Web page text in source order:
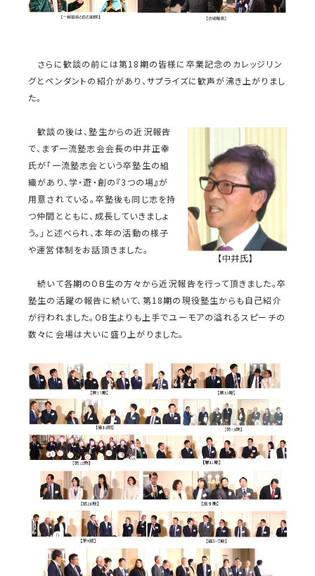
さらに歓談の前には第18期の皆様に卒業記念のカレッジリン
グとペンダントの紹介があり、サプライズに歓声が沸き上がりまし
た。
歓談の後は、塾生からの近況報告
で、まず一流塾志会会長の中井正幸
氏が「一流塾志会という卒塾生の組
織があり、学・遊・創の『3つの場』が
用意されている。卒塾後も同じ志を持
つ仲間とともに、成長していきましょ
う。」と述べられ、本年の活動の様子
や運営体制をお話頂きました。
続いて各期のOB生の方々から近況報告を行って頂きました。卒
塾生の活躍の報告に続いて、第18期の現役塾生からも自己紹介
が行われました。OB生よりも上手でユーモアの溢れるスピーチの
数々に会場は大いに盛り上がりました。